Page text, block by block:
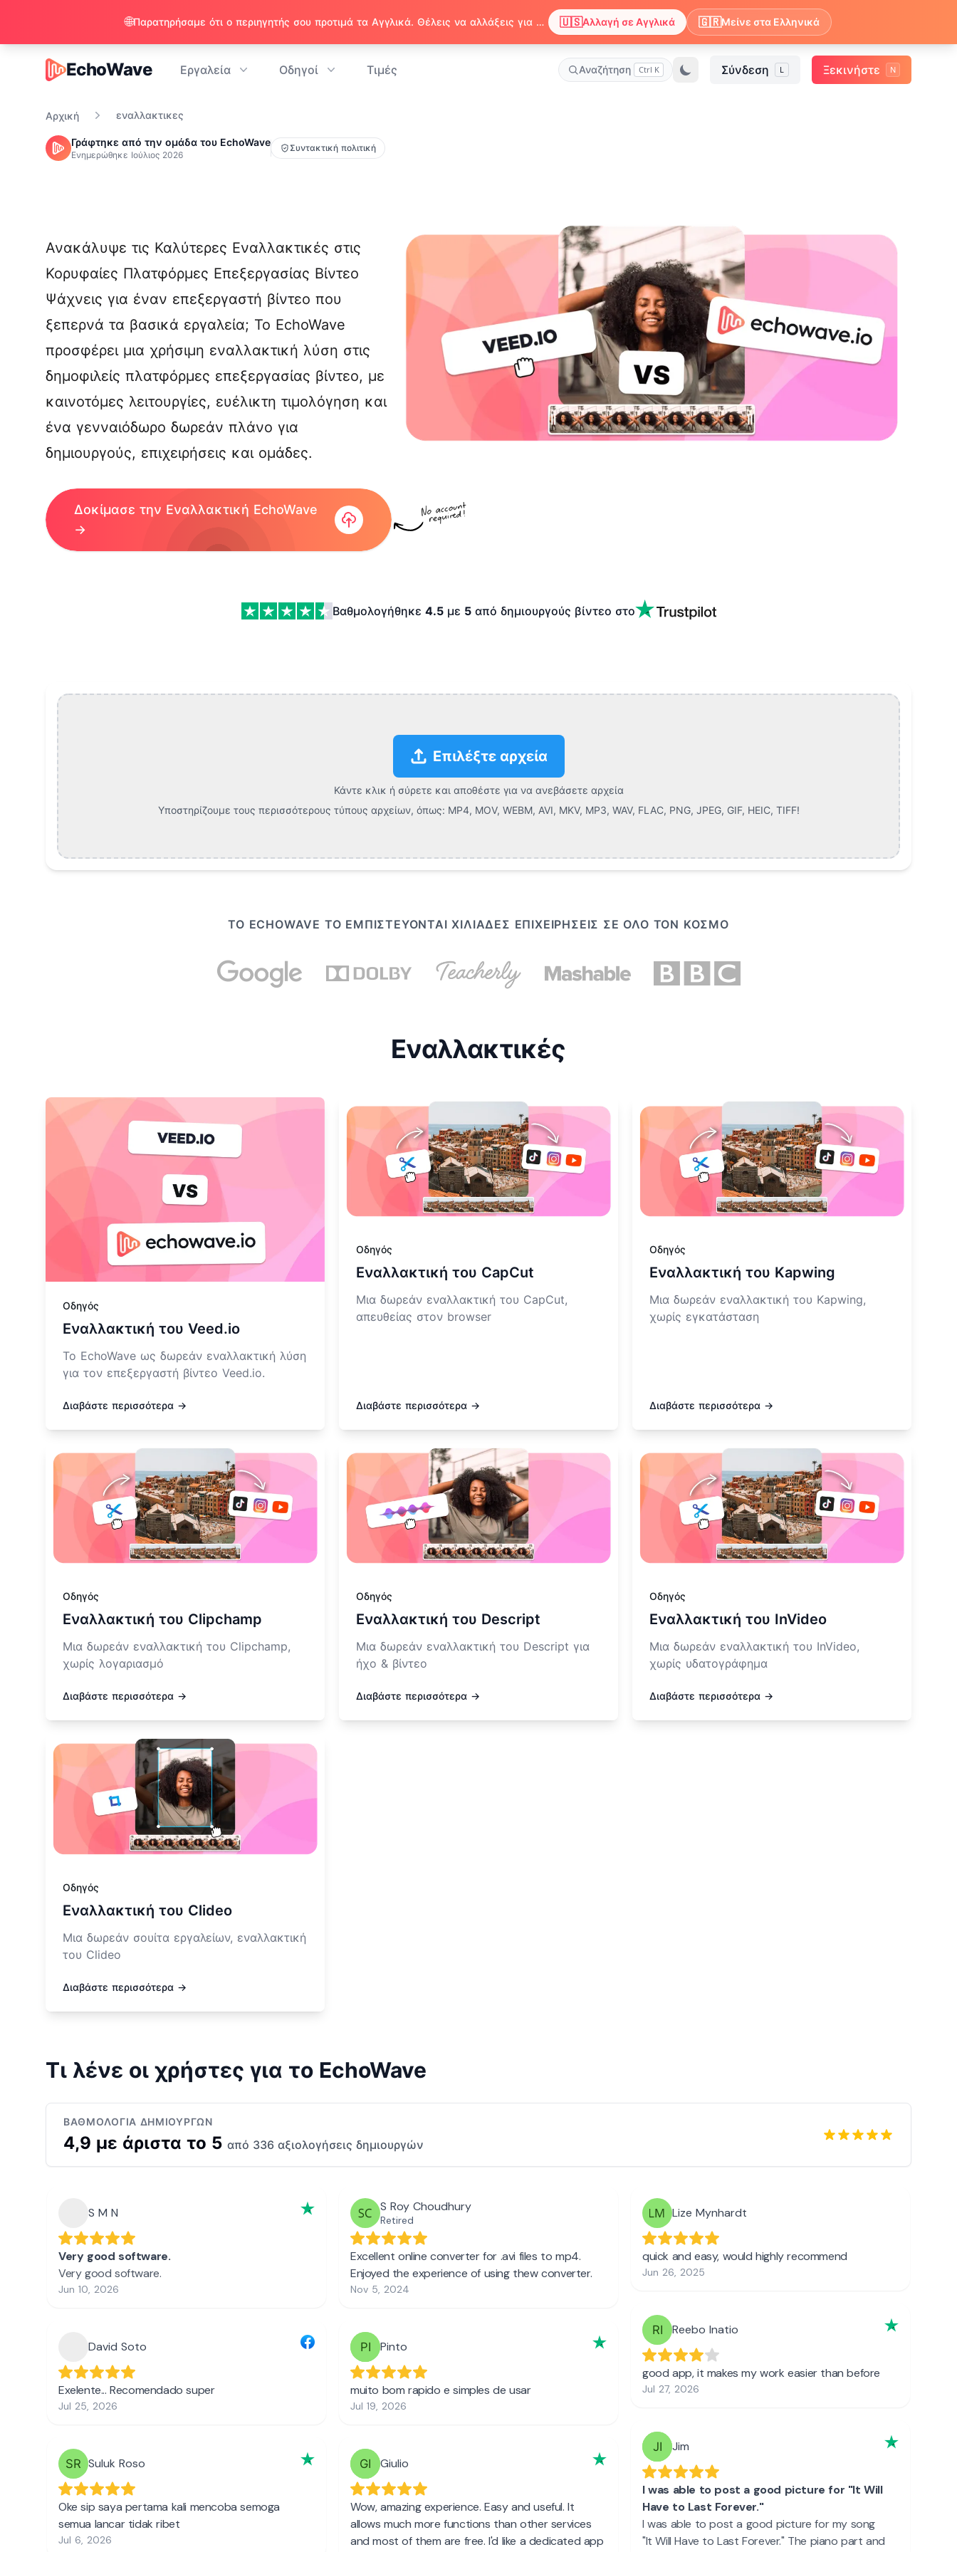
EchoWave
EchoWave Εργαλεία Οδηγοί Τιμές Αναζήτηση Ctrl K Σύνδεση L Ξεκινήστε N
Αρχική εναλλακτικες
Γράφτηκε από την ομάδα του EchoWave
Ενημερώθηκε Ιούλιος 2026
Συντακτική πολιτική
Ανακάλυψε τις Καλύτερες Εναλλακτικές στις
Κορυφαίες Πλατφόρμες Επεξεργασίας Βίντεο
Ψάχνεις για έναν επεξεργαστή βίντεο που
ξεπερνά τα βασικά εργαλεία; Το EchoWave
προσφέρει μια χρήσιμη εναλλακτική λύση στις
δημοφιλείς πλατφόρμες επεξεργασίας βίντεο, με
καινοτόμες λειτουργίες, ευέλικτη τιμολόγηση και
ένα γενναιόδωρο δωρεάν πλάνο για
δημιουργούς, επιχειρήσεις και ομάδες.
Δοκίμασε την Εναλλακτική EchoWave
→
Βαθμολογήθηκε 4.5 με 5 από δημιουργούς βίντεο στο
Επιλέξτε αρχεία
Κάντε κλικ ή σύρετε και αποθέστε για να ανεβάσετε αρχεία
Υποστηρίζουμε τους περισσότερους τύπους αρχείων, όπως: MP4, MOV, WEBM, AVI, MKV, MP3, WAV, FLAC, PNG, JPEG, GIF, HEIC, TIFF!
ΤΟ ECHOWAVE ΤΟ ΕΜΠΙΣΤΕΎΟΝΤΑΙ ΧΙΛΙΆΔΕΣ ΕΠΙΧΕΙΡΉΣΕΙΣ ΣΕ ΌΛΟ ΤΟΝ ΚΌΣΜΟ
Εναλλακτικές
Οδηγός
Εναλλακτική του Veed.io
Το EchoWave ως δωρεάν εναλλακτική λύση
για τον επεξεργαστή βίντεο Veed.io.
Διαβάστε περισσότερα →
Μάθετε περισσότερα για Εναλλακτική του Veed.io
Οδηγός
Εναλλακτική του CapCut
Μια δωρεάν εναλλακτική του CapCut,
απευθείας στον browser
Διαβάστε περισσότερα →
Μάθετε περισσότερα για Εναλλακτική του CapCut
Οδηγός
Εναλλακτική του Kapwing
Μια δωρεάν εναλλακτική του Kapwing,
χωρίς εγκατάσταση
Διαβάστε περισσότερα →
Μάθετε περισσότερα για Εναλλακτική του Kapwing
Οδηγός
Εναλλακτική του Clipchamp
Μια δωρεάν εναλλακτική του Clipchamp,
χωρίς λογαριασμό
Διαβάστε περισσότερα →
Μάθετε περισσότερα για Εναλλακτική του Clipchamp
Οδηγός
Εναλλακτική του Descript
Μια δωρεάν εναλλακτική του Descript για
ήχο & βίντεο
Διαβάστε περισσότερα →
Μάθετε περισσότερα για Εναλλακτική του Descript
Οδηγός
Εναλλακτική του InVideo
Μια δωρεάν εναλλακτική του InVideo,
χωρίς υδατογράφημα
Διαβάστε περισσότερα →
Μάθετε περισσότερα για Εναλλακτική του InVideo
Οδηγός
Εναλλακτική του Clideo
Μια δωρεάν σουίτα εργαλείων, εναλλακτική
του Clideo
Διαβάστε περισσότερα →
Μάθετε περισσότερα για Εναλλακτική του Clideo
Τι λένε οι χρήστες για το EchoWave
ΒΑΘΜΟΛΟΓΊΑ ΔΗΜΙΟΥΡΓΏΝ
4,9 με άριστα το 5 από 336 αξιολογήσεις δημιουργών
🌐 Παρατηρήσαμε ότι ο περιηγητής σου προτιμά τα Αγγλικά. Θέλεις να αλλάξεις για να απολαμβάνεις περιεχόμενο στα Αγγλικά; 🇺🇸Αλλαγή σε Αγγλικά 🇬🇷Μείνε στα Ελληνικά